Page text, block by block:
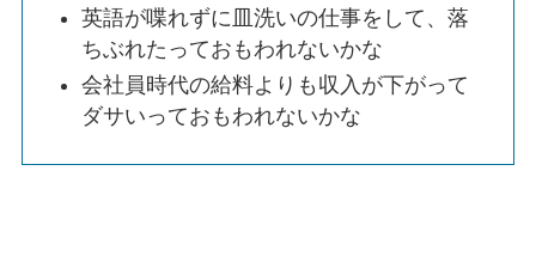
英語が喋れずに皿洗いの仕事をして、落
ちぶれたっておもわれないかな
会社員時代の給料よりも収入が下がって
ダサいっておもわれないかな